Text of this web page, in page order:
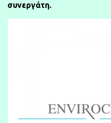
συνεργάτη.